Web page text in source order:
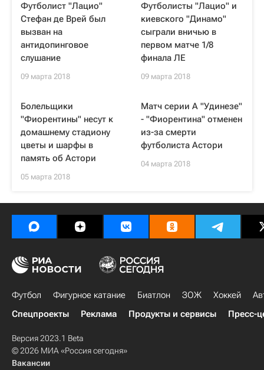
Футболист "Лацио"
Стефан де Врей был
вызван на
антидопинговое
слушание
09 марта 2018
Футболисты "Лацио" и
киевского "Динамо"
сыграли вничью в
первом матче 1/8
финала ЛЕ
09 марта 2018
Болельщики
"Фиорентины" несут к
домашнему стадиону
цветы и шарфы в
память об Астори
05 марта 2018
Матч серии A "Удинезе"
- "Фиорентина" отменен
из-за смерти
футболиста Астори
04 марта 2018
Футбол Фигурное катание Биатлон ЗОЖ Хоккей
Спецпроекты
Реклама Продукты и сервисы Пресс-
Версия 2023.1 Beta
© 2026 МИА «Россия сегодня»
Вакансии